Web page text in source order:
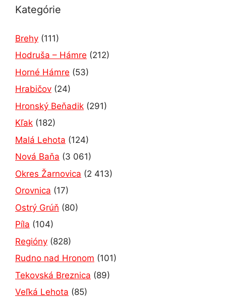
Kategórie
Brehy (111)
Hodruša – Hámre (212)
Horné Hámre (53)
Hrabičov (24)
Hronský Beňadik (291)
Kľak (182)
Malá Lehota (124)
Nová Baňa (3 061)
Okres Žarnovica (2 413)
Orovnica (17)
Ostrý Grúň (80)
Píla (104)
Regióny (828)
Rudno nad Hronom (101)
Tekovská Breznica (89)
Veľká Lehota (85)